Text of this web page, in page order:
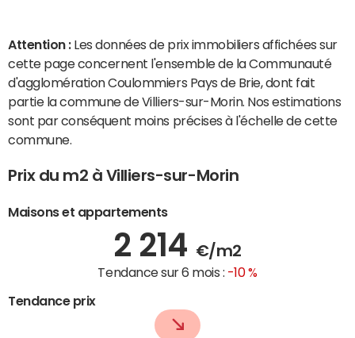
Attention : Les données de prix immobiliers affichées sur
cette page concernent l'ensemble de la Communauté
d'agglomération Coulommiers Pays de Brie, dont fait
partie la commune de Villiers-sur-Morin. Nos estimations
sont par conséquent moins précises à l'échelle de cette
commune.
Prix du m2 à Villiers-sur-Morin
Maisons et appartements
2 214 €/m2
Tendance sur 6 mois : -10 %
Tendance prix